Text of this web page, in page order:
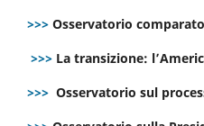
>>> Osservatorio
>>> La transizione:
>>> Osservatorio sul